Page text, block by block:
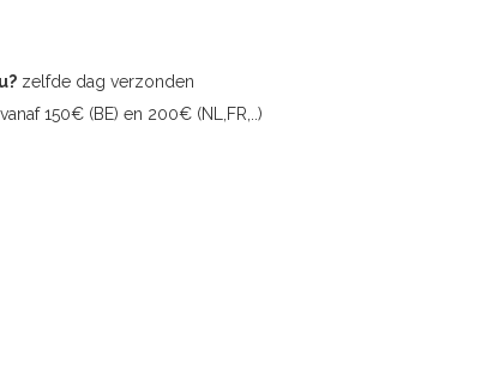
zelfde dag verzonden
vanaf 150€ (BE) en 200€ (NL,FR,..)